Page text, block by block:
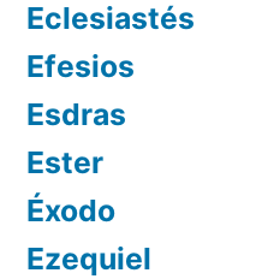
Eclesiastés
Efesios
Esdras
Ester
Éxodo
Ezequiel